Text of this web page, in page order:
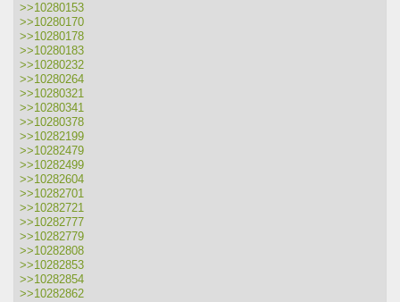
>>10280153
>>10280170
>>10280178
>>10280183
>>10280232
>>10280264
>>10280321
>>10280341
>>10280378
>>10282199
>>10282479
>>10282499
>>10282604
>>10282701
>>10282721
>>10282777
>>10282779
>>10282808
>>10282853
>>10282854
>>10282862